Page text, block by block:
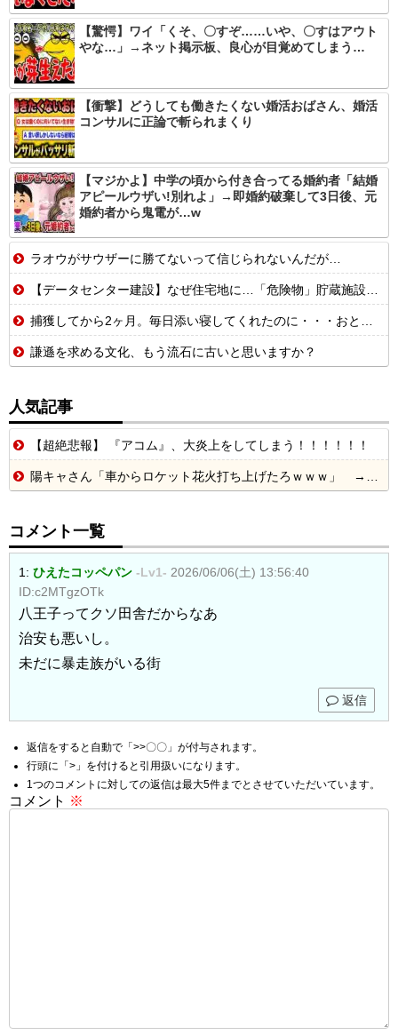
【驚愕】ワイ「くそ、〇すぞ……いや、〇すはアウト
やな…」→ネット掲示板、良心が目覚めてしまう…
【衝撃】どうしても働きたくない婚活おばさん、婚活
コンサルに正論で斬られまくり
【マジかよ】中学の頃から付き合ってる婚約者「結婚
アピールウザい!別れよ」→即婚約破棄して3日後、元
婚約者から鬼電が…w
ラオウがサウザーに勝てないって信じられないんだが…
【データセンター建設】なぜ住宅地に…「危険物」貯蔵施設として法整備を 自...
捕獲してから2ヶ月。毎日添い寝してくれたのに・・・おとついから押入れかリビングで ひとり寝るようになってしまった・・・。【再】
謙遜を求める文化、もう流石に古いと思いますか？
人気記事
【超絶悲報】 『アコム』、大炎上をしてしまう！！！！！！
陽キャさん「車からロケット花火打ち上げたろｗｗｗ」 → サンルーフが閉まっていて無事車内に発射
コメント一覧
1: ひえたコッペパン -Lv1- 2026/06/06(土) 13:56:40
ID:c2MTgzOTk
八王子ってクソ田舎だからなあ
治安も悪いし。
未だに暴走族がいる街
返信
返信をすると自動で「>>〇〇」が付与されます。
行頭に「>」を付けると引用扱いになります。
1つのコメントに対しての返信は最大5件までとさせていただいています。
コメント ※